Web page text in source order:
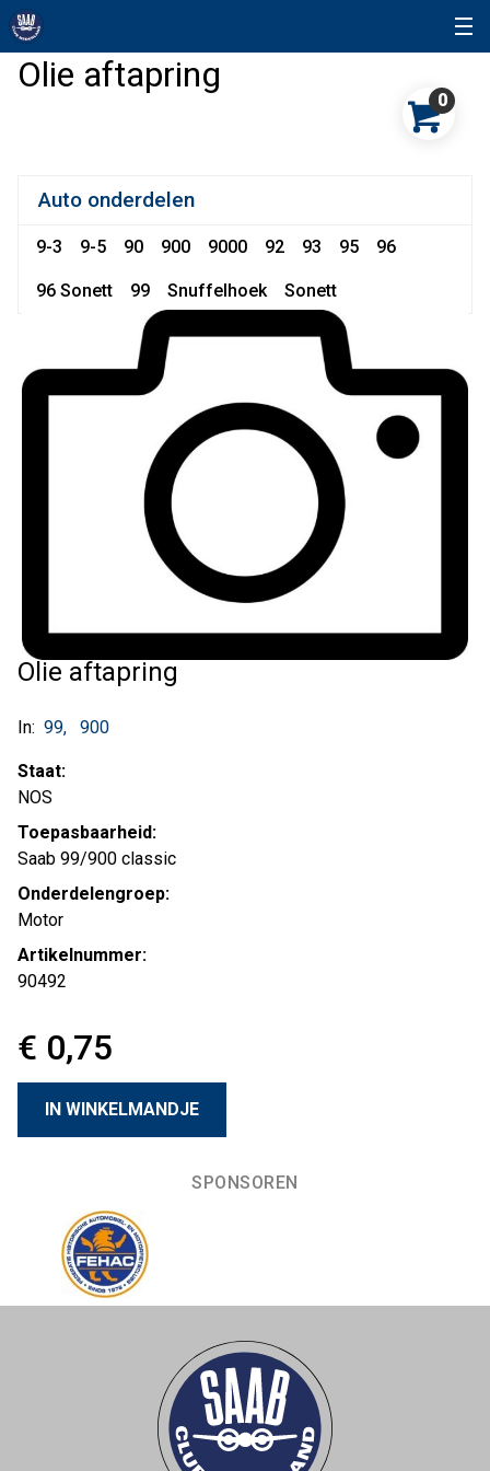
Olie aftapring
0
Auto onderdelen
9-3 9-5 90 900 9000 92 93 95 96
96 Sonett 99 Snuffelhoek Sonett
Olie aftapring
In: 99 900
Staat:
NOS
Toepasbaarheid:
Saab 99/900 classic
Onderdelengroep:
Motor
Artikelnummer:
90492
€ 0,75
SPONSOREN